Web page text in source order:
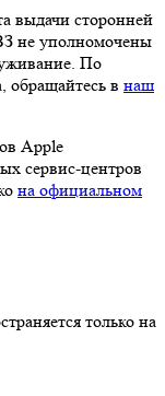
выдачи сторонней
не уполномочены
По
обращайтесь в наш
Apple
сервис-центров
на официальном
только на